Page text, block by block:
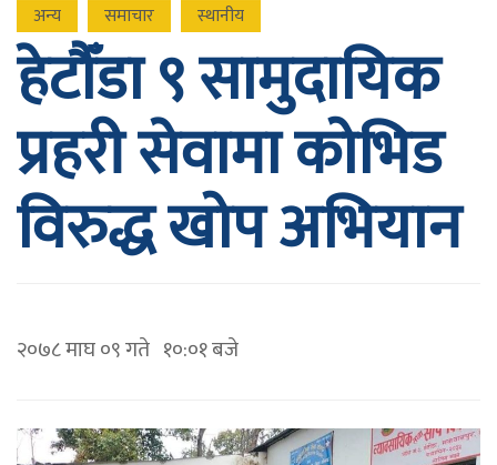
अन्य समाचार स्थानीय
हेटौँडा ९ सामुदायिक
प्रहरी सेवामा कोभिड
विरुद्ध खोप अभियान
२०७८ माघ ०९ गते १०:०१ बजे